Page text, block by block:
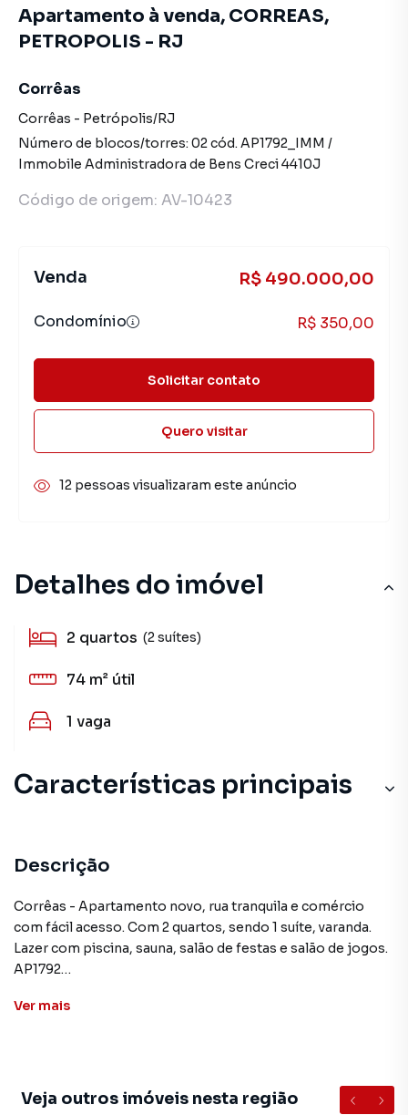
Detalhes do imóvel
2 quartos (2 suítes)
74 m² útil
1 vaga
Características principais
Descrição
Corrêas - Apartamento novo, rua tranquila e comércio
com fácil acesso. Com 2 quartos, sendo 1 suíte, varanda.
Lazer com piscina, sauna, salão de festas e salão de jogos.
AP1792
**ATENÇÃO: Os valores mencionados neste anúncio
Apartamento para Venda em região valorizada do bairro
Ver mais
Veja outros imóveis nesta região
Apartamento à venda, CORREAS,
PETROPOLIS - RJ
Corrêas
Corrêas - Petrópolis/RJ
Número de blocos/torres: 02cód. AP1792_IMM /
Immobile Administradora de Bens Creci4410J
Código de origem: AV-10423
Venda R$ 490.000,00
Condomínio R$ 350,00
Solicitar contato
Quero visitar
12 pessoas visualizaram este anúncio